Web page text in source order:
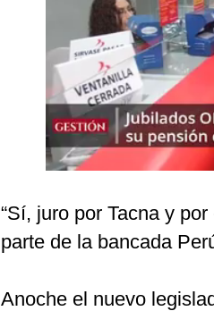
“Sí, juro por Tacna y
parte de la bancada
Anoche el nuevo